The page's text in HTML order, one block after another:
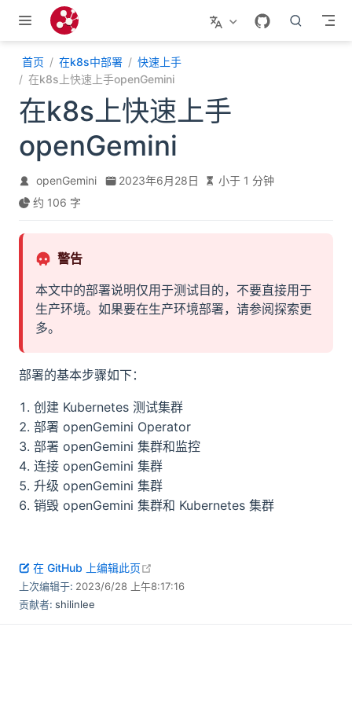
跳至主要內容
首页 在k8s中部署
快速上手
在k8s上快速上手openGemini
在k8s上快速上手
openGemini
openGemini 2023年6月28日
小于 1 分钟
约 106 字
警告
本文中的部署说明仅用于测试目的，不要直接用于
生产环境。如果要在生产环境部署，请参阅探索更
多。
部署的基本步骤如下：
创建 Kubernetes 测试集群
部署 openGemini Operator
部署 openGemini 集群和监控
连接 openGemini 集群
升级 openGemini 集群
销毁 openGemini 集群和 Kubernetes 集群
在 GitHub 上编辑此页
上次编辑于: 2023/6/28 上午8:17:16
贡献者: shilinlee